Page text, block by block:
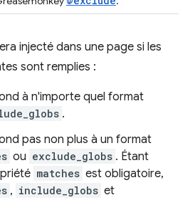
injecté dans une page si les
sont remplies :
à n'importe quel format
.
pas non plus à un format
ou exclude_globs . Étant
matches est obligatoire,
, include_globs et